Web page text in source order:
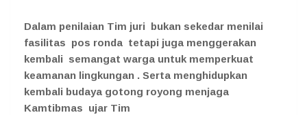
Dalam penilaian Tim juri bukan sekedar menilai
fasilitas pos ronda tetapi juga menggerakan
kembali semangat warga untuk memperkuat
keamanan lingkungan . Serta menghidupkan
kembali budaya gotong royong menjaga
Kamtibmas ujar Tim